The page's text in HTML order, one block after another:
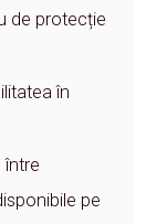
de protecție
în
între
pe